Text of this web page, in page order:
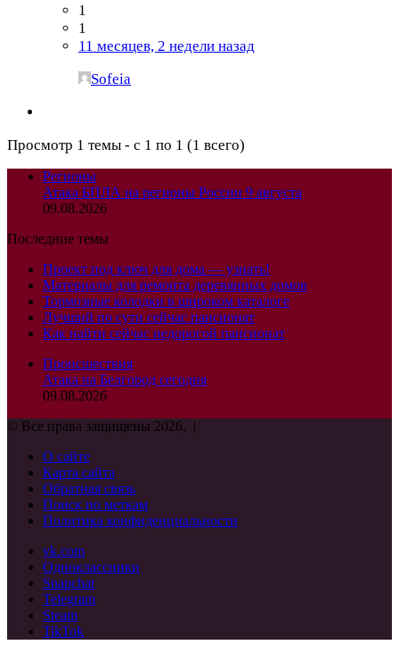
1
1
11 месяцев, 2 недели назад
Sofeia
Просмотр 1 темы - с 1 по 1 (1 всего)
Регионы
Атака БПЛА на регионы России 9 августа
09.08.2026
Последние темы
Проект под ключ для дома — узнать!
Материалы для ремонта деревянных домов
Тормозные колодки в широком каталоге
Лучший по сути сейчас пансионат
Как найти сейчас недорогой пансионат
Происшествия
Атака на Белгород сегодня
09.08.2026
© Все права защищены 2026, |
О сайте
Карта сайта
Обратная связь
Поиск по меткам
Политика конфиденциальности
vk.com
Одноклассники
Snapchat
Telegram
Steam
TikTok